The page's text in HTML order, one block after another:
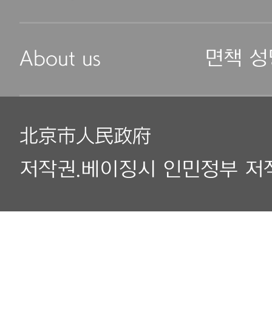
About us 면책
北京市人民政府
저작권.베이징시 인민정부